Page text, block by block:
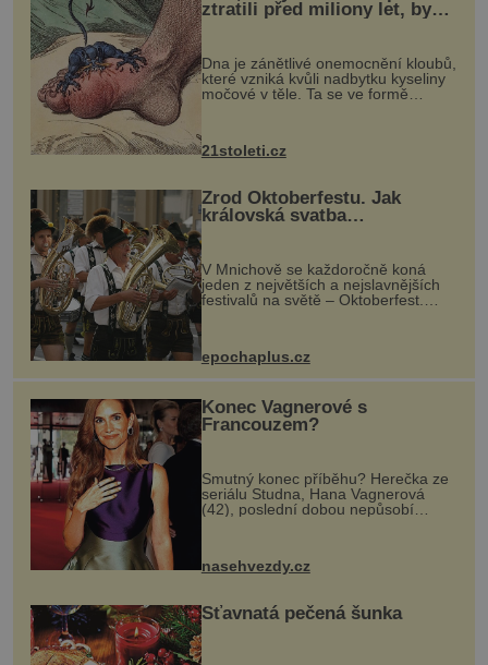
ztratili před miliony let, by
mohl pomoci s léčbou
„nemoci králů“
Dna je zánětlivé onemocnění kloubů,
které vzniká kvůli nadbytku kyseliny
močové v těle. Ta se ve formě
nohou, a způsobuje bole...
21stoleti.cz
Zrod Oktoberfestu. Jak
královská svatba
odstartovala největší pivní
festival světa
V Mnichově se každoročně koná
jeden z největších a nejslavnějších
festivalů na světě – Oktoberfest.
návštěvníků, kteří si vychutnávají
kultur...
epochaplus.cz
Konec Vagnerové s
Francouzem?
Smutný konec příběhu? Herečka ze
seriálu Studna, Hana Vagnerová
(42), poslední dobou nepůsobí
nasehvezdy.cz
Šťavnatá pečená šunka